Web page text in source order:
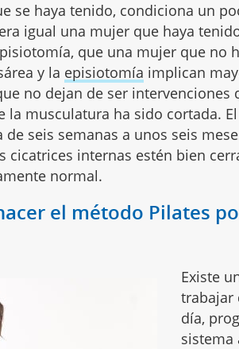
se haya tenido, condiciona un
igual una mujer que haya
que una mujer que no
y la episiotomía implican
no dejan de ser intervenciones
la musculatura ha sido cortada.
de seis semanas a unos seis
cicatrices internas estén bien
normal.
el método Pilates
Existe
trabajar
día,
sistema